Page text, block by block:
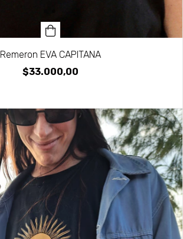
Remeron EVA CAPITANA
$33.000,00